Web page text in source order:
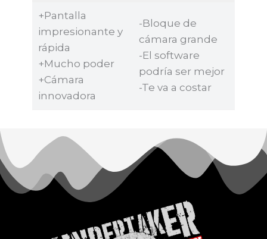
+Pantalla
impresionante y
rápida
+Mucho poder
+Cámara
innovadora
-Bloque de
cámara grande
-El software
podría ser mejor
-Te va a costar